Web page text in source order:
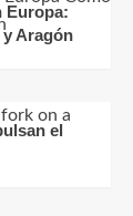
Europa:
Aragón
el